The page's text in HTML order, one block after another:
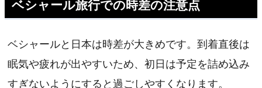
ベシャール旅行での時差の注意点
ベシャールと日本は時差が大きめです。到着直後は
眠気や疲れが出やすいため、初日は予定を詰め込み
すぎないようにすると過ごしやすくなります。